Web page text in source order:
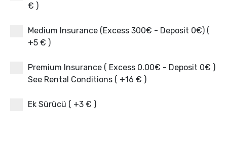
€ )
Medium Insurance (Excess 300€ - Deposit 0€) (
+5 € )
Premium Insurance ( Excess 0.00€ - Deposit 0€ )
See Rental Conditions ( +16 € )
Ek Sürücü ( +3 € )